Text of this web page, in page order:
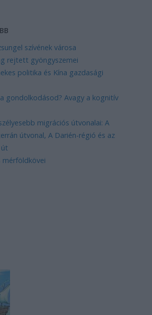
szívének városa
rejtett gyöngyszemei
politika és Kína gazdasági
gondolkodásod? Avagy a kognitív
migrációs útvonalai: A
útvonal, A Darién-régió és az
mérföldkövei